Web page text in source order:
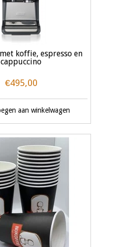
koffie, espresso en
cappuccino
€495,00
aan winkelwagen